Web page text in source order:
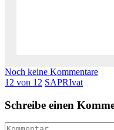
Noch keine Kommentare
12 von 12 SAPRIvat
Schreibe einen